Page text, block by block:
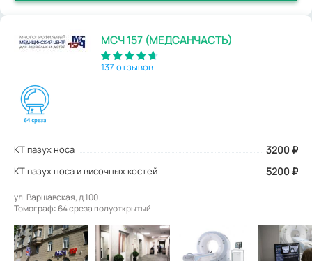
МСЧ 157 (МЕДСАНЧАСТЬ)
137 отзывов
КТ пазух носа 3200 ₽
КТ пазух носа и височных костей 5200 ₽
ул. Варшавская, д.100.
Томограф: 64 среза полуоткрытый